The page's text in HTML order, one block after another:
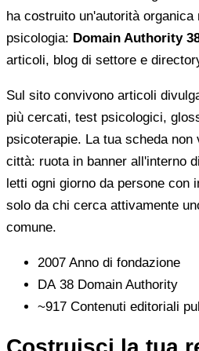
ha costruito un'autorità
psicologia: Domain Authority
articoli, blog di settore e
Sul sito convivono articoli
più cercati, test psicologici,
psicoterapie. La tua scheda
città: ruota in banner all'interno
letti ogni giorno da persone
solo da chi cerca attivamente
comune.
2007 Anno di fondazione
DA 38 Domain Authority
~917 Contenuti editoriali